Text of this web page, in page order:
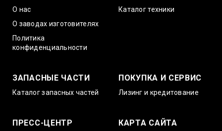
О нас
О заводах изготовителях
Политика
конфиденциальности
Каталог техники
ЗАПАСНЫЕ ЧАСТИ
Каталог запасных частей
ПОКУПКА И СЕРВИС
Лизинг и кредитование
ПРЕСС-ЦЕНТР КАРТА САЙТА